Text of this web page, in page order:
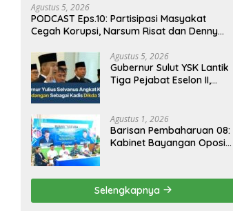
Agustus 5, 2026
PODCAST Eps.10: Partisipasi Masyakat
Cegah Korupsi, Narsum Risat dan Denny
Agustus 5, 2026
Gubernur Sulut YSK Lantik
Tiga Pejabat Eselon II,
Agustus 1, 2026
Barisan Pembaharuan 08:
Kabinet Bayangan Oposisi
Asta Cita Prabowo-Gibran
Selengkapnya